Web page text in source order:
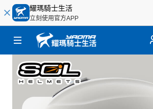
耀瑪騎士生活
立刻使用官方APP